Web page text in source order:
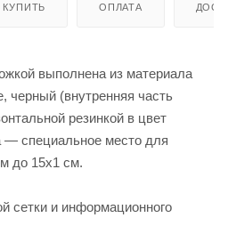
КУПИТЬ ОПЛАТА
выполнена из материала
черный (внутренняя часть
резинкой в цвет
— специальное место для
до 15х1 см.
сетки и информационного